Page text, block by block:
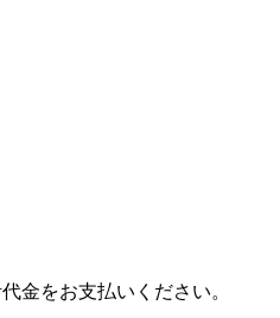
金をお支払いください。